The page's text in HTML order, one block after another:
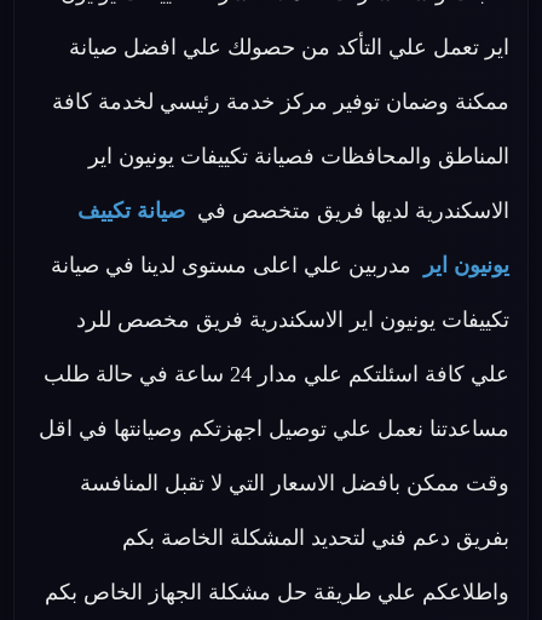
اير تعمل علي التأكد من حصولك علي افضل صيانة
ممكنة وضمان توفير مركز خدمة رئيسي لخدمة كافة
المناطق والمحافظات فصيانة تكييفات يونيون اير
الاسكندرية لديها فريق متخصص في صيانة تكييف
يونيون اير مدربين علي اعلى مستوى لدينا في صيانة
تكييفات يونيون اير الاسكندرية فريق مخصص للرد
علي كافة اسئلتكم علي مدار 24 ساعة في حالة طلب
مساعدتنا نعمل علي توصيل اجهزتكم وصيانتها في اقل
وقت ممكن بافضل الاسعار التي لا تقبل المنافسة
بفريق دعم فني لتحديد المشكلة الخاصة بكم
واطلاعكم علي طريقة حل مشكلة الجهاز الخاص بكم